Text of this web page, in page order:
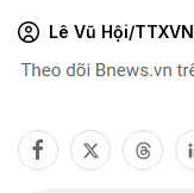
Lê Vũ Hội/TTXVN